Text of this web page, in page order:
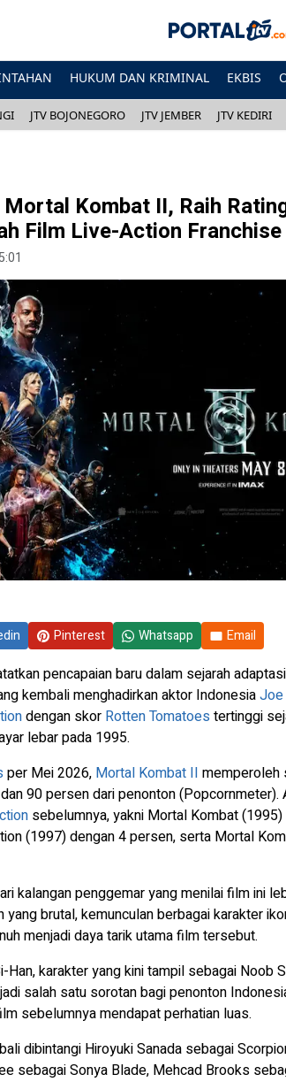
HUKUM DAN KRIMINAL EKBIS
JTV BOJONEGORO JTV JEMBER JTV KEDIRI
Kombat II, Raih
Film Live-Action Franchise
Pinterest Whatsapp Email
pencapaian baru dalam sejarah adaptasi
kembali menghadirkan aktor IndonesiaJoe
dengan skor Rotten Tomatoes tertinggi
lebar pada 1995.
per Mei 2026, Mortal Kombat II memperoleh
90 persen dari penonton (Popcornmeter).
sebelumnya, yakni Mortal Kombat
(1997) dengan 4 persen, serta Mortal
kalangan penggemar yang menilai film ini
brutal, kemunculan berbagai karakter
menjadi daya tarik utama film tersebut.
Han, karakter yang kini tampil sebagai Noob
salah satu sorotan bagi penonton
sebelumnya mendapat perhatian luas.
dibintangi Hiroyuki Sanada sebagai
sebagai Sonya Blade, Mehcad Brooks